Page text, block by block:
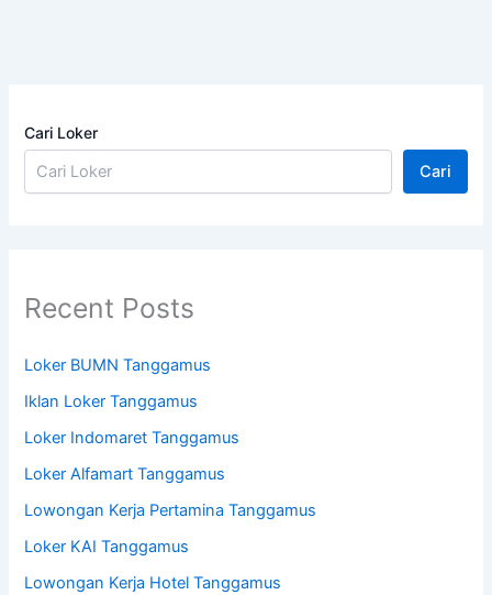
Cari Loker
Cari
Recent Posts
Loker BUMN Tanggamus
Iklan Loker Tanggamus
Loker Indomaret Tanggamus
Loker Alfamart Tanggamus
Lowongan Kerja Pertamina Tanggamus
Loker KAI Tanggamus
Lowongan Kerja Hotel Tanggamus